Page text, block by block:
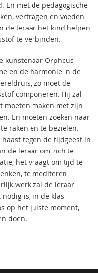
En met de pedagogische
vertragen en voeden
de leraar het kind helpen
te verbinden.
kunstenaar Orpheus
en de harmonie in de
zo moet de
componeren. Hij zal
moeten maken met zijn
En moeten zoeken naar
raken en te bezielen.
haast tegen de tijdgeest in
de leraar om zich te
het vraagt om tijd te
te mediteren
werk zal de leraar
is, in de klas
op het juiste moment,
doen.